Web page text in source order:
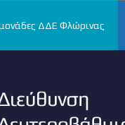
μονάδες ΔΔΕ Φλώρινας